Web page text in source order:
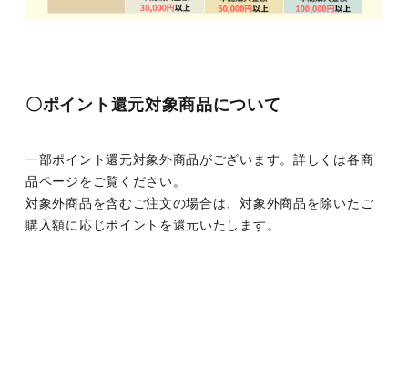
〇ポイント還元対象商品について
一部ポイント還元対象外商品がございます。詳しくは各商
品ページをご覧ください。
対象外商品を含むご注文の場合は、対象外商品を除いたご
購入額に応じポイントを還元いたします。